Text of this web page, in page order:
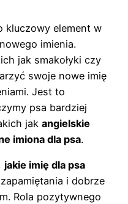
kluczowy element w
imienia.
jak smakołyki czy
swoje nowe imię
Jest to
psa bardziej
jak angielskie
imiona dla psa.
jakie imię dla psa
i dobrze
Rola pozytywnego